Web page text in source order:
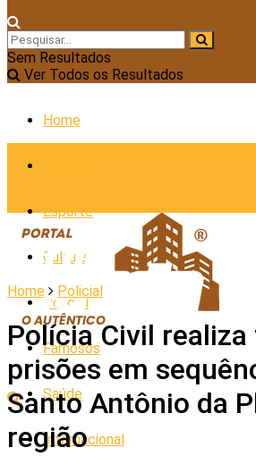
Sem Resultados
Ver Todos os Resultados
Home
Esporte
Cultura
Policial
Famosos
Saúde
Internacional
Home Policial
Polícia Civil realiza
prisões em
Santo Antônio da
região